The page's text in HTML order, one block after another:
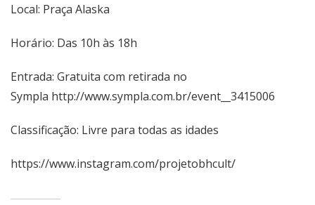
Local: Praça Alaska
Horário: Das 10h às 18h
Entrada: Gratuita com retirada no
Sympla http://www.sympla.com.br/event__3415006
Classificação: Livre para todas as idades
https://www.instagram.com/projetobhcult/